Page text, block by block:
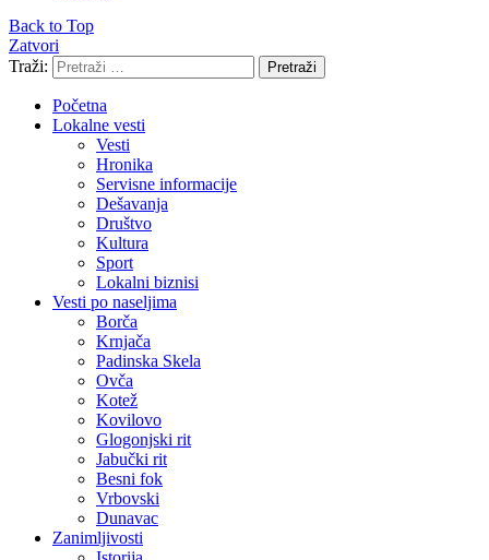
Back to Top
Zatvori
Traži:
Pretraži
Početna
Lokalne vesti
Vesti
Hronika
Servisne informacije
Dešavanja
Društvo
Kultura
Sport
Lokalni biznisi
Vesti po naseljima
Borča
Krnjača
Padinska Skela
Ovča
Kotež
Kovilovo
Glogonjski rit
Jabučki rit
Besni fok
Vrbovski
Dunavac
Zanimljivosti